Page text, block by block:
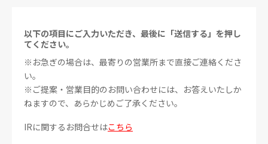
以下の項目にご入力いただき、最後に「送信する」を押し
てください。
※お急ぎの場合は、最寄りの営業所まで直接ご連絡くださ
い。
※ご提案・営業目的のお問い合わせには、お答えいたしか
ねますので、あらかじめご了承ください。
IRに関するお問合せはこちら